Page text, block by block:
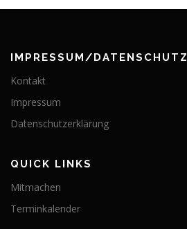
IMPRESSUM/DATENSCHUTZ
Kontakt
Impressum
Datenschutzerklärung
QUICK LINKS
Mitmachen
Terminkalender